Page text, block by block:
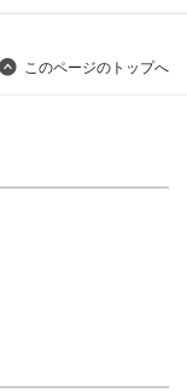
このページのトップへ